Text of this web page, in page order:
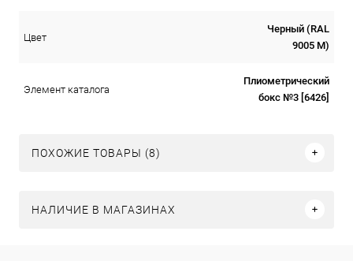
Цвет
Черный (RAL
9005 М)
Элемент каталога
Плиометрический
бокс №3 [6426]
ПОХОЖИЕ ТОВАРЫ (8)
НАЛИЧИЕ В МАГАЗИНАХ